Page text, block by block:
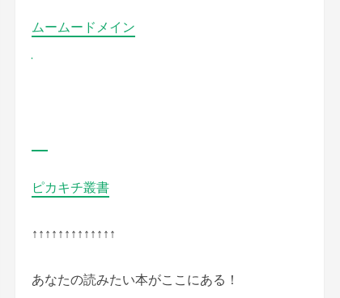
ムームードメイン
ピカキチ叢書
↑↑↑↑↑↑↑↑↑↑↑↑↑
あなたの読みたい本がここにある！